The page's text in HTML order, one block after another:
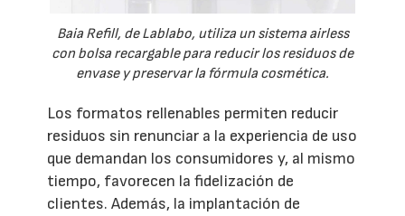
Baia Refill, de Lablabo, utiliza un sistema airless
con bolsa recargable para reducir los residuos de
envase y preservar la fórmula cosmética.
Los formatos rellenables permiten reducir
residuos sin renunciar a la experiencia de uso
que demandan los consumidores y, al mismo
tiempo, favorecen la fidelización de
clientes. Además, la implantación de